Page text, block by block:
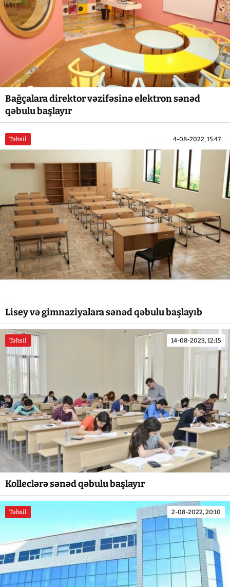
Bağçalara direktor vəzifəsinə elektron sənəd
qəbulu başlayır
Təhsil 4-08-2022, 15:47
Lisey və gimnaziyalara sənəd qəbulu başlayıb
Təhsil 14-08-2023, 12:15
Kolleclərə sənəd qəbulu başlayır
Təhsil 2-08-2022, 20:10